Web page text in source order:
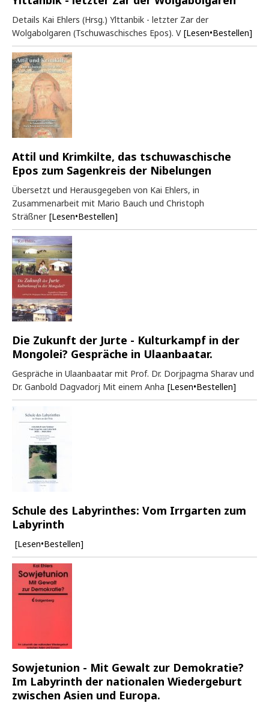
Details Kai Ehlers (Hrsg.) Ylttanbik - letzter Zar der
Wolgabolgaren (Tschuwaschisches Epos). V [Lesen•Bestellen]
Attil und Krimkilte, das tschuwaschische
Epos zum Sagenkreis der Nibelungen
Übersetzt und Herausgegeben von Kai Ehlers, in
Zusammenarbeit mit Mario Bauch und Christoph
Sträßner [Lesen•Bestellen]
Die Zukunft der Jurte - Kulturkampf in der
Mongolei? Gespräche in Ulaanbaatar.
Gespräche in Ulaanbaatar mit Prof. Dr. Dorjpagma Sharav und
Dr. Ganbold Dagvadorj Mit einem Anha [Lesen•Bestellen]
Schule des Labyrinthes: Vom Irrgarten zum
Labyrinth
[Lesen•Bestellen]
Sowjetunion - Mit Gewalt zur Demokratie?
Im Labyrinth der nationalen Wiedergeburt
zwischen Asien und Europa.